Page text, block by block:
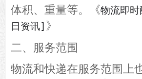
体积、重量等。
《物流即
日资讯] 》
二、服务范围
物流和快递在服务范围上